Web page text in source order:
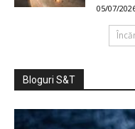
05/07/
Bloguri S&T